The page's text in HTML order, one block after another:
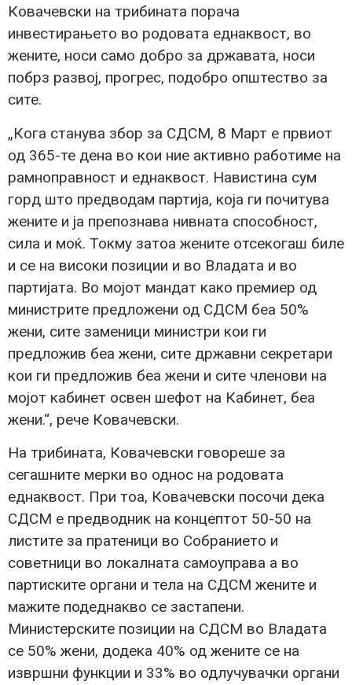
Ковачевски на трибината порача
инвестирањето во родовата еднаквост, во
жените, носи само добро за државата, носи
побрз развој, прогрес, подобро општество за
сите.
„Кога станува збор за СДСМ, 8 Март е првиот
од 365-те дена во кои ние активно работиме на
рамноправност и еднаквост. Навистина сум
горд што предводам партија, која ги почитува
жените и ја препознава нивната способност,
сила и моќ. Токму затоа жените отсекогаш биле
и се на високи позиции и во Владата и во
партијата. Во мојот мандат како премиер од
министрите предложени од СДСМ беа 50%
жени, сите заменици министри кои ги
предложив беа жени, сите државни секретари
кои ги предложив беа жени и сите членови на
мојот кабинет освен шефот на Кабинет, беа
жени.“, рече Ковачевски.
На трибината, Ковачевски говореше за
сегашните мерки во однос на родовата
еднаквост. При тоа, Ковачевски посочи дека
СДСМ е предводник на концептот 50-50 на
листите за пратеници во Собранието и
советници во локалната самоуправа а во
партиските органи и тела на СДСМ жените и
мажите подеднакво се застапени.
Министерските позиции на СДСМ во Владата
се 50% жени, додека 40% од жените се на
извршни функции и 33% во одлучувачки органи